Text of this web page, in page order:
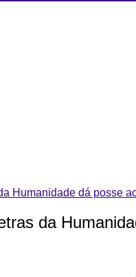
Humanidade dá posse
da